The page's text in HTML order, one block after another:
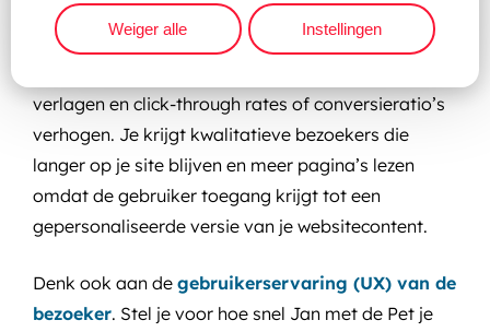
attributen de vindbaarheid van je website
verbeteren. Naast eerdergenoemde voordelen zal
verlagen en click-through rates of conversieratio’s
verhogen. Je krijgt kwalitatieve bezoekers die
langer op je site blijven en meer pagina’s lezen
omdat de gebruiker toegang krijgt tot een
gepersonaliseerde versie van je websitecontent.
Denk ook aan de gebruikerservaring (UX) van de
bezoeker. Stel je voor hoe snel Jan met de Pet je
Weiger alle Instellingen